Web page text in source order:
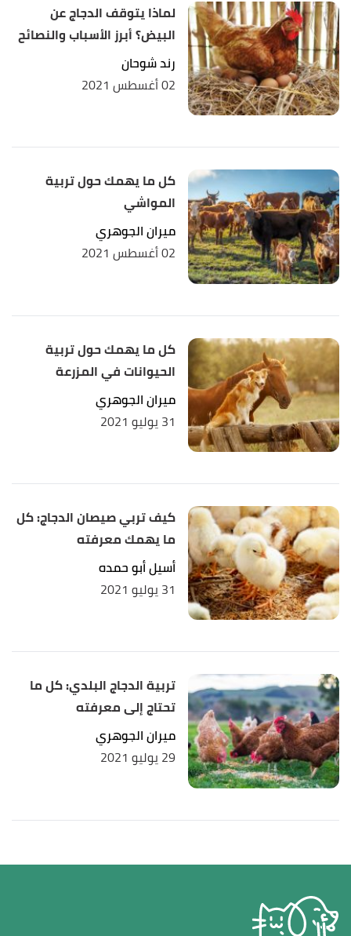
Retrieved 5/11/2021. Edited.
↑
"How to Care for a Chick"
,wikihow, Retrieved
6/11/2021. Edited.
لماذا يتوقف الدجاج عن
البيض؟ أبرز الأسباب والنصائح
رند شوحان
02 أغسطس 2021
كل ما يهمك حول تربية
المواشي
ميران الجوهري
02 أغسطس 2021
كل ما يهمك حول تربية
الحيوانات في المزرعة
ميران الجوهري
31 يوليو 2021
كيف تربي صيصان الدجاج: كل
ما يهمك معرفته
أسيل أبو حمده
31 يوليو 2021
تربية الدجاج البلدي: كل ما
تحتاج إلى معرفته
ميران الجوهري
29 يوليو 2021